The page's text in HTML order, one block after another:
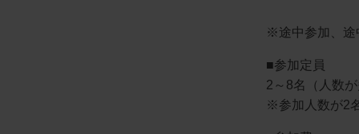
※途中参加、途
■参加定員
2～8名（人数
※参加人数が2